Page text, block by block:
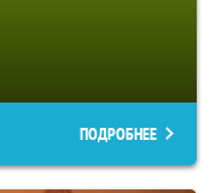
ПОДРОБНЕЕ